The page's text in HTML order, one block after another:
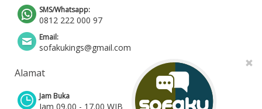
SMS/Whatsapp:
0812 222 000 97
Email:
sofakukings@gmail.com
Alamat
Jam Buka
Jam 09.00 - 17.00 WIB